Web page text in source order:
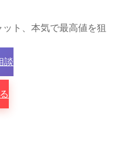
ト、本気で最高値を狙
談